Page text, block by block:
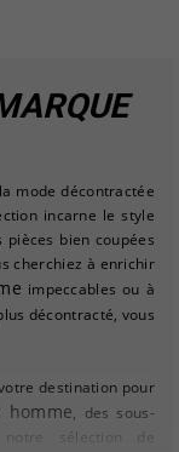
mode décontractée
incarne le style
bien coupées
cherchiez à enrichir
impeccables ou à
décontracté, vous
destination pour
homme, des sous-
sélection de